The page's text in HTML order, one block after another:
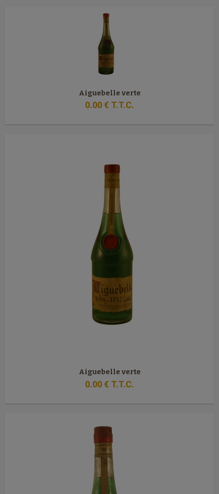
Aiguebelle verte
0.00€ T.T.C.
Aiguebelle verte
0.00€ T.T.C.